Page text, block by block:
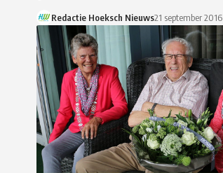
Redactie Hoeksch Nieuws21 september 2016